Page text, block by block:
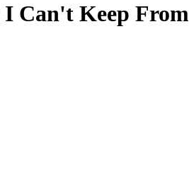
I Can't Keep